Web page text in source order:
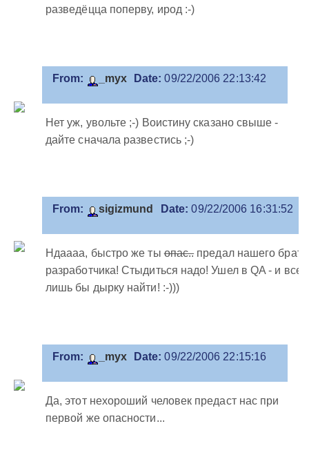
разведёцца поперву, ирод :-)
From: _myx Date: 09/22/2006 22:13:42
Нет уж, увольте ;-) Воистину сказано свыше -
дайте сначала развестись ;-)
From: sigizmund Date: 09/22/2006 16:31:52
Ндаааа, быстро же тыопас..предал нашего брата
разработчика! Стыдиться надо! Ушел в QA - и все,
лишь бы дырку найти! :-)))
From: _myx Date: 09/22/2006 22:15:16
Да, этот нехороший человек предаст нас при
первой же опасности...